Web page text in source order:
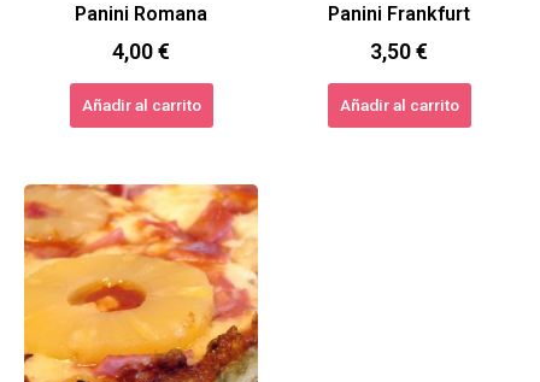
Panini Romana
4,00€
Añadir al carrito
Panini Frankfurt
3,50€
Añadir al carrito